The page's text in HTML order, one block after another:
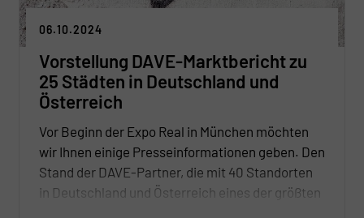
06.10.2024
Vorstellung DAVE-Marktbericht zu
25 Städten in Deutschland und
Österreich
Vor Beginn der Expo Real in München möchten
wir Ihnen einige Presseinformationen geben. Den
Stand der DAVE-Partner, die mit 40 Standorten
in Deutschland und Österreich eines der größten